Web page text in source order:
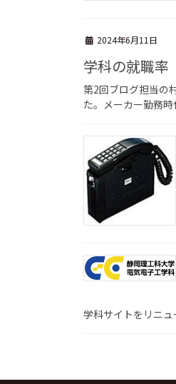
2024年6月11日
学科の就職率
第2回ブログ担当の
た。メーカー勤務
学科サイトをリニュ